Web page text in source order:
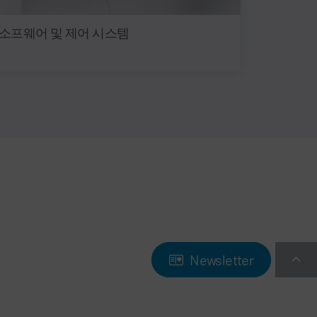
프웨어 및 제어 시스템
Newsletter
Newsletter